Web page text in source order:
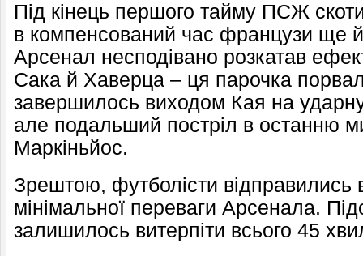
Під кінець першого тайму ПСЖ
в компенсований час французи ще
Арсенал несподівано розкатав
Сака й Хаверца – ця парочка
завершилось виходом Кая на
але подальший постріл в останню
Маркіньйос.
Зрештою, футболісти відправились
мінімальної переваги Арсенала.
залишилось витерпіти всього 45